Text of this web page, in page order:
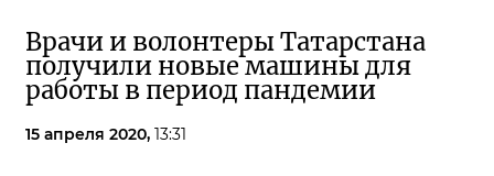
Врачи и волонтеры Татарстана
получили новые машины для
работы в период пандемии
15 апреля 2020, 13:31